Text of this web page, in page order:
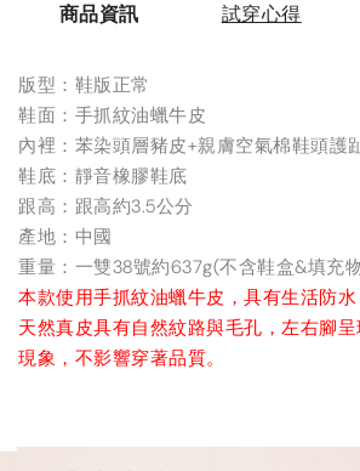
商品資訊 試穿心得
版型：鞋版正常
鞋面：手抓紋油蠟牛皮
內裡：苯染頭層豬皮+親膚空氣棉鞋頭護
鞋底：靜音橡膠鞋底
跟高：跟高約3.5公分
產地：中國
重量：一雙38號約637g(不含鞋盒&填充
本款使用手抓紋油蠟牛皮，具有生活防水
天然真皮具有自然紋路與毛孔，左右腳
現象，不影響穿著品質。